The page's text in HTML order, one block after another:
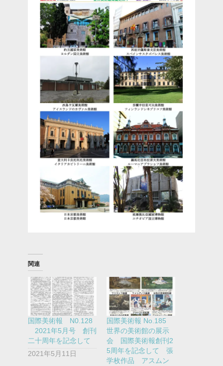
関連
国際美術報 N0.128
2021年5月号 創刊
二十周年を記念して
2021年5月11日
国際美術報 No.185
世界の美術館の展示
会 国際美術報創刊2
5周年を記念して 張
学枚作品 アスムン